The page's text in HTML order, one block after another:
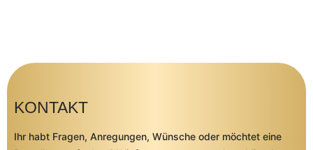
KONTAKT
Ihr habt Fragen, Anregungen, Wünsche oder möchtet eine